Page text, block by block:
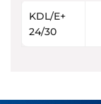
KDL/E+
24/30